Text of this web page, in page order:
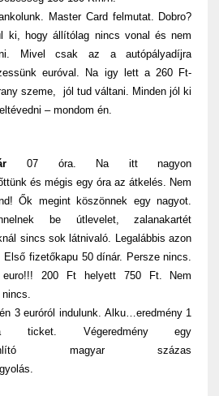
Master Card felmutat. Dobro?
ki, hogy állítólag nincs vonal és nem
Mivel csak az a autópályadíjra
euróval. Na igy lett a 260 Ft-
szeme, jól tud váltani. Minden jól ki
– mondom én.
07 óra. Na itt nagyon
és mégis egy óra az átkelés. Nem
Ők megint köszönnek egy nagyot.
be útlevelet, zalanakartét
sincs sok látnivaló. Legalábbis azon
fizetőkapu 50 dínár. Persze nincs.
200 Ft helyett 750 Ft. Nem
3 euróról indulunk. Alku…eredmény 1
Végeredmény egy
magyar százas